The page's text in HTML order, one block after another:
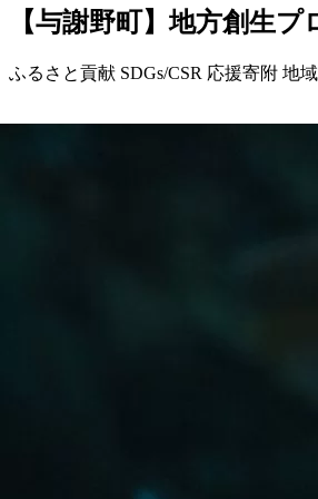
【与謝野町】地方創生
ふるさと貢献 SDGs/CSR 応援寄附 地